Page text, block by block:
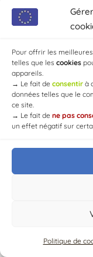
Pour offrir les
telles que les cookies
appareils.
→ Le fait de consentir à
données telles que le
ce site.
→ Le fait de ne pas
un effet négatif sur
Politique de
© Mairie de